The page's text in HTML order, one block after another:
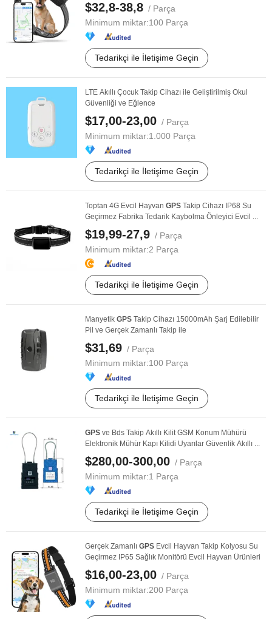
$32,8-38,8 / Parça
Minimum miktar:100 Parça
Tedarikçi ile İletişime Geçin
LTE Akıllı Çocuk Takip Cihazı ile Geliştirilmiş Okul
Güvenliği ve Eğlence
$17,00-23,00 / Parça
Minimum miktar:1.000 Parça
Tedarikçi ile İletişime Geçin
Toptan 4G Evcil Hayvan GPS Takip Cihazı IP68 Su
Geçirmez Fabrika Tedarik Kaybolma Önleyici Evcil ...
$19,99-27,9 / Parça
Minimum miktar:2 Parça
Tedarikçi ile İletişime Geçin
Manyetik GPS Takip Cihazı 15000mAh Şarj Edilebilir
Pil ve Gerçek Zamanlı Takip ile
$31,69 / Parça
Minimum miktar:100 Parça
Tedarikçi ile İletişime Geçin
GPS ve Bds Takip Akıllı Kilit GSM Konum Mühürü
Elektronik Mühür Kapı Kilidi Uyarılar Güvenlik Akıllı ...
$280,00-300,00 / Parça
Minimum miktar:1 Parça
Tedarikçi ile İletişime Geçin
Gerçek Zamanlı GPS Evcil Hayvan Takip Kolyosu Su
Geçirmez IP65 Sağlık Monitörü Evcil Hayvan Ürünleri
$16,00-23,00 / Parça
Minimum miktar:200 Parça